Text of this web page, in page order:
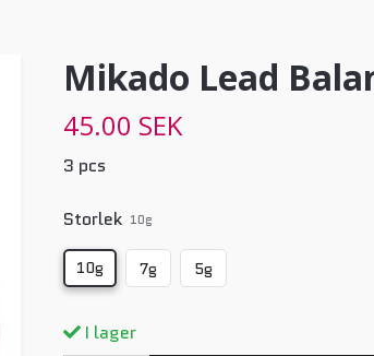
Mikado Lead
45.00 SEK
3 pcs
Storlek 10g
10g 7g 5g
I lager